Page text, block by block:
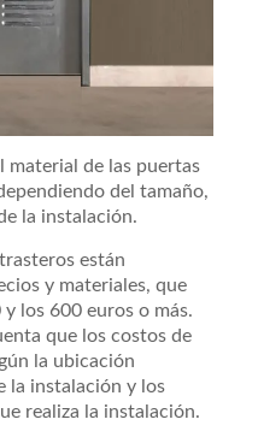
material de las puertas
del tamaño,
la instalación.
están
y materiales, que
los 600 euros o más.
que los costos de
la ubicación
la instalación y los
realiza la instalación.